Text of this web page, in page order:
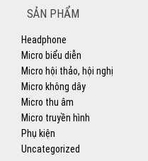
SẢN PHẨM
Headphone
Micro biểu diễn
Micro hội thảo, hội nghị
Micro không dây
Micro thu âm
Micro truyền hình
Phụ kiện
Uncategorized